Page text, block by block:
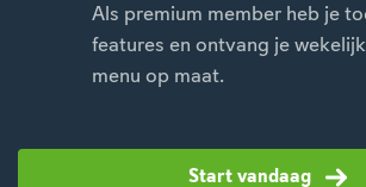
Als premium member heb je
features en ontvang je
menu op maat.
Start vandaag